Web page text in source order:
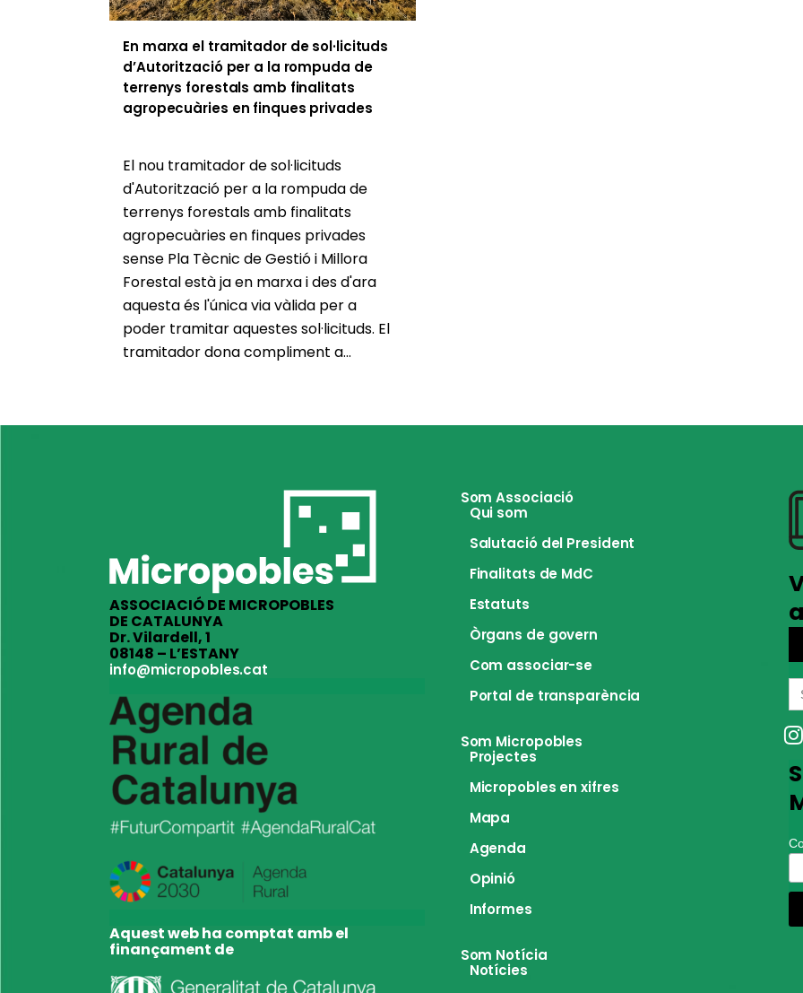
En marxa el tramitador de sol·licituds
d’Autorització per a la rompuda de
terrenys forestals amb finalitats
agropecuàries en finques privades
El nou tramitador de sol·licituds
d'Autorització per a la rompuda de
terrenys forestals amb finalitats
agropecuàries en finques privades
sense Pla Tècnic de Gestió i Millora
Forestal està ja en marxa i des d'ara
aquesta és l'única via vàlida per a
poder tramitar aquestes sol·licituds. El
tramitador dona compliment a...
ASSOCIACIÓ DE MICROPOBLES
DE CATALUNYA
Dr. Vilardell, 1
08148 – L’ESTANY
info@micropobles.cat
Aquest web ha comptat amb el
finançament de
Som Associació
Qui som
Salutació del President
Finalitats de MdC
Estatuts
Òrgans de govern
Com associar-se
Portal de transparència
Som Micropobles
Projectes
Micropobles en xifres
Mapa
Agenda
Opinió
Informes
Som Notícia
Notícies